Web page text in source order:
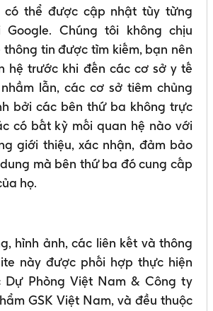
có thể được cập nhật tùy từng
Chúng tôi không chịu
thông tin được tìm kiếm, bạn nên
hệ trước khi đến các cơ sở y tế
lẫn, các cơ sở tiêm chủng
bởi các bên thứ ba không trực
có bất kỳ mối quan hệ nào với
giới thiệu, xác nhận, đảm bảo
mà bên thứ ba đó cung cấp
họ.
hình ảnh, các liên kết và thông
này được phối hợp thực hiện
Dự Phòng Việt Nam & Công ty
GSK Việt Nam, và đều thuộc